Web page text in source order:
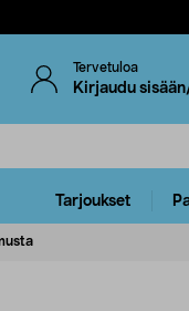
Tervetuloa
Kirjaudu
Tarjoukset